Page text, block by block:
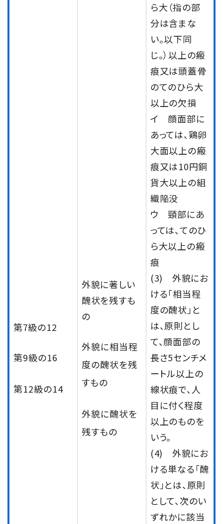
第7級の12
第9級の16
第12級の14
外貌に著しい
醜状を残すも
の
外貌に相当程
度の醜状を残
すもの
外貌に醜状を
残すもの
ら大（指の部
分は含まな
い。以下同
じ。）以上の瘢
痕又は頭蓋骨
のてのひら大
以上の欠損
イ 顔面部に
あっては、鶏卵
大面以上の瘢
痕又は10円銅
貨大以上の組
織陥没
ウ 頸部にあ
っては、てのひ
ら大以上の瘢
痕
(3) 外貌にお
ける「相当程
度の醜状」と
は、原則とし
て、顔面部の
長さ5センチメ
ートル以上の
線状痕で、人
目に付く程度
以上のものを
いう。
(4) 外貌にお
ける単なる「醜
状」とは、原則
として、次のい
ずれかに該当